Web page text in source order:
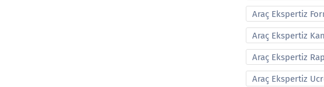
Araç Ekspertiz
Araç Ekspertiz
Araç Ekspertiz
Araç Ekspertiz